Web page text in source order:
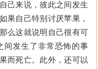
己来说，彼此之间发生
果自己特别讨厌苹果，
么这就说明自己很有可
间发生了非常恐怖的事
而死亡。此外，还可以